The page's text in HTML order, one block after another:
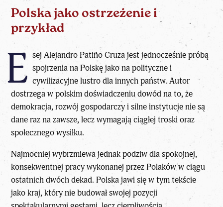
Polska jako ostrzeżenie i
przykład
E sej Alejandro Patiño Cruza jest jednocześnie próbą
spojrzenia na Polskę jako na polityczne i
cywilizacyjne lustro dla innych państw. Autor
dostrzega w polskim doświadczeniu dowód na to, że
demokracja, rozwój gospodarczy i silne instytucje nie są
dane raz na zawsze, lecz wymagają ciągłej troski oraz
społecznego wysiłku.
Najmocniej wybrzmiewa jednak podziw dla spokojnej,
konsekwentnej pracy wykonanej przez Polaków w ciągu
ostatnich dwóch dekad. Polska jawi się w tym tekście
jako kraj, który nie budował swojej pozycji